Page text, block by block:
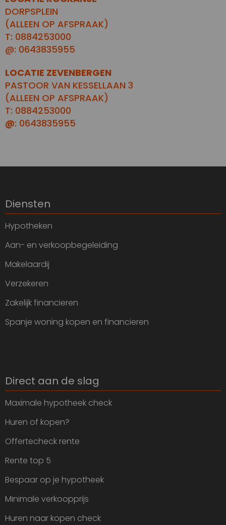
DORPSPLEIN
(ALLEEN OP AFSPRAAK)
T: 0884253000
@: 0643835955
LOCATIE ZEVENBERGEN
PASTOOR VAN KESSELLAAN 3
(ALLEEN OP AFSPRAAK)
T: 0884253000
@: 0643835955
Diensten
Hypotheken
Aan- en verkoopbegeleiding
Makelaardij
Verzekeren
Zakelijk financieren
Spanje woning kopen en financieren
Direct aan de slag
Maximale hypotheek check
Huren of kopen?
Offertecheck rente
Rente top 5
Bespaar op je hypotheek
Minimale verkoopprijs
Huren naar kopen check